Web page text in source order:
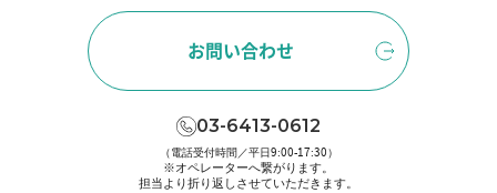
お問い合わせ
03-6413-0612
（電話受付時間／平日9:00-17:30）
※オペレーターへ繋がります。
担当より折り返しさせていただきます。